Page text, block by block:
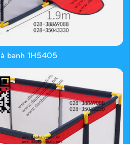
banh 1H5405